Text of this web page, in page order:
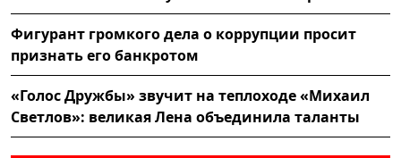
Фигурант громкого дела о коррупции просит
признать его банкротом
«Голос Дружбы» звучит на теплоходе «Михаил
Светлов»: великая Лена объединила таланты